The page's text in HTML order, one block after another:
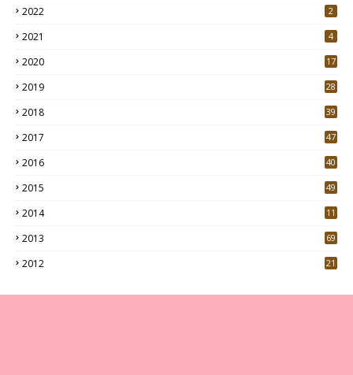
2022 2
2021 4
2020
17
2019
28
2018
39
2017
47
2016
40
2015
49
2014 11
2013 69
2012 21